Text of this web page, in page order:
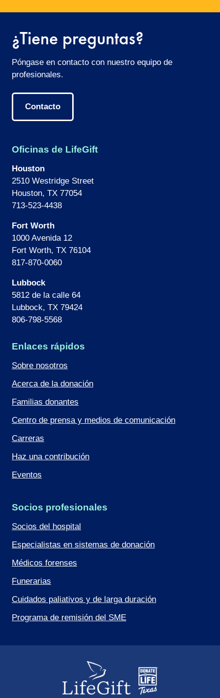
¿Tiene preguntas?
Póngase en contacto con nuestro equipo de
profesionales.
Contacto
Oficinas de LifeGift
Houston
2510 Westridge Street
Houston, TX 77054
713-523-4438
Fort Worth
1000 Avenida 12
Fort Worth, TX 76104
817-870-0060
Lubbock
5812 de la calle 64
Lubbock, TX 79424
806-798-5568
Enlaces rápidos
Sobre nosotros
Acerca de la donación
Familias donantes
Centro de prensa y medios de comunicación
Carreras
Haz una contribución
Eventos
Socios profesionales
Socios del hospital
Especialistas en sistemas de donación
Médicos forenses
Funerarias
Cuidados paliativos y de larga duración
Programa de remisión del SME